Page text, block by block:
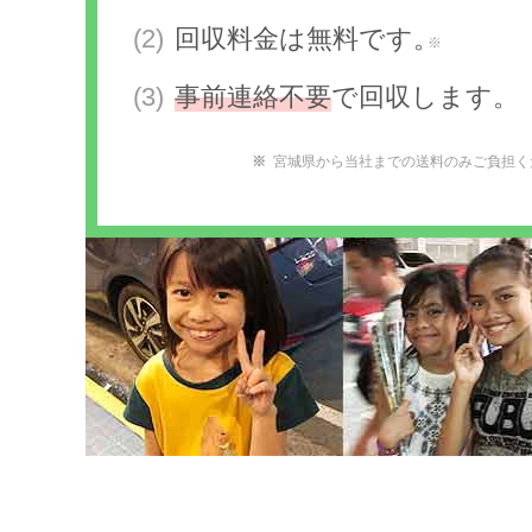
回収料金は無料です。
※
事前連絡不要で回収します。
宮城県から当社までの送料のみご負担